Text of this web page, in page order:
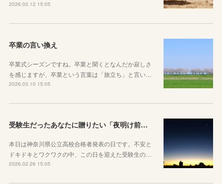
2026.03.12 15:05
卒業の言い換え
卒業式シーズンですね。卒業と聞くとなんだか寂しさ
を感じますが、卒業という言葉は「旅立ち」と言い…
2026.03.10 15:05
受験生だったあなたに贈りたい「夜明け前」のお話
本日は神奈川県公立高校合格者発表の日です。不安と
ドキドキとワクワクの中、この日を迎えた受験生の…
2026.02.26 15:05